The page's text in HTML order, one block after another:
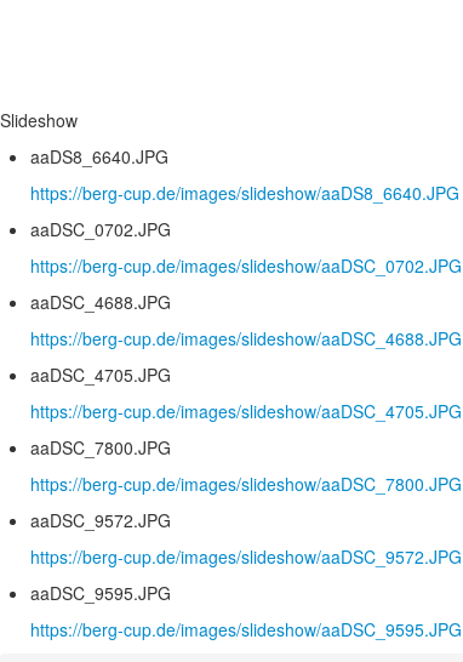
Slideshow
aaDS8_6640.JPG
https://berg-cup.de/images/slideshow/aaDS8_6640.JPG
aaDSC_0702.JPG
https://berg-cup.de/images/slideshow/aaDSC_0702.JPG
aaDSC_4688.JPG
https://berg-cup.de/images/slideshow/aaDSC_4688.JPG
aaDSC_4705.JPG
https://berg-cup.de/images/slideshow/aaDSC_4705.JPG
aaDSC_7800.JPG
https://berg-cup.de/images/slideshow/aaDSC_7800.JPG
aaDSC_9572.JPG
https://berg-cup.de/images/slideshow/aaDSC_9572.JPG
aaDSC_9595.JPG
https://berg-cup.de/images/slideshow/aaDSC_9595.JPG